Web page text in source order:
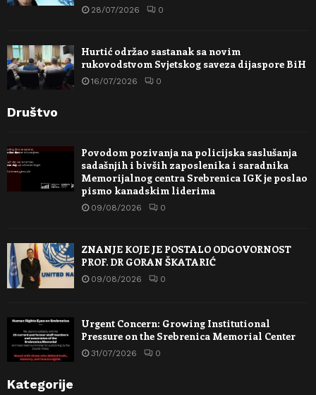
28/07/2026 0
Hurtić održao sastanak sa novim
rukovodstvom Svjetskog saveza dijaspore BiH
16/07/2026 0
Društvo
Povodom pozivanja na policijska saslušanja
sadašnjih i bivših zaposlenika i saradnika
Memorijalnog centra Srebrenica IGK je poslao
pismo kanadskim liderima
09/08/2026 0
ZNANJE KOJE JE POSTALO ODGOVORNOST
PROF. DR GORAN ŠKATARIĆ
09/08/2026 0
Urgent Concern: Growing Institutional
Pressure on the Srebrenica Memorial Center
31/07/2026 0
Kategorije